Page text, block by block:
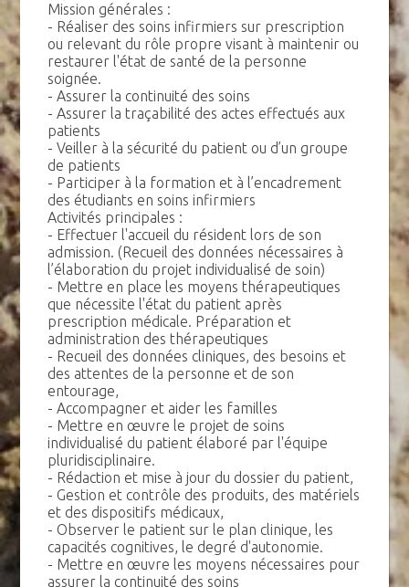
Mission générales :
- Réaliser des soins infirmiers sur prescription
ou relevant du rôle propre visant à maintenir ou
restaurer l'état de santé de la personne
soignée.
- Assurer la continuité des soins
- Assurer la traçabilité des actes effectués aux
patients
- Veiller à la sécurité du patient ou d’un groupe
de patients
- Participer à la formation et à l’encadrement
des étudiants en soins infirmiers
Activités principales :
- Effectuer l'accueil du résident lors de son
admission. (Recueil des données nécessaires à
l’élaboration du projet individualisé de soin)
- Mettre en place les moyens thérapeutiques
que nécessite l'état du patient après
prescription médicale. Préparation et
administration des thérapeutiques
- Recueil des données cliniques, des besoins et
des attentes de la personne et de son
entourage,
- Accompagner et aider les familles
- Mettre en œuvre le projet de soins
individualisé du patient élaboré par l'équipe
pluridisciplinaire.
- Rédaction et mise à jour du dossier du patient,
- Gestion et contrôle des produits, des matériels
et des dispositifs médicaux,
- Observer le patient sur le plan clinique, les
capacités cognitives, le degré d'autonomie.
- Mettre en œuvre les moyens nécessaires pour
assurer la continuité des soins